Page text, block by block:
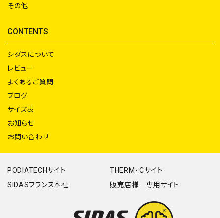
その他
CONTENTS
シダスについて
レビュー
よくあるご質問
ブログ
サイズ表
お知らせ
お問い合わせ
PODIATECHサイト
THERM-ICサイト
SIDASフランス本社
販売店様 専用サイト